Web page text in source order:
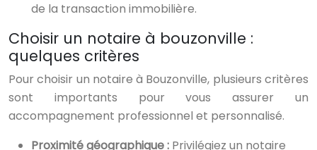
de la transaction immobilière.
Choisir un notaire à bouzonville :
quelques critères
Pour choisir un notaire à Bouzonville, plusieurs critères
sont importants pour vous assurer un
accompagnement professionnel et personnalisé.
Proximité géographique : Privilégiez un notaire